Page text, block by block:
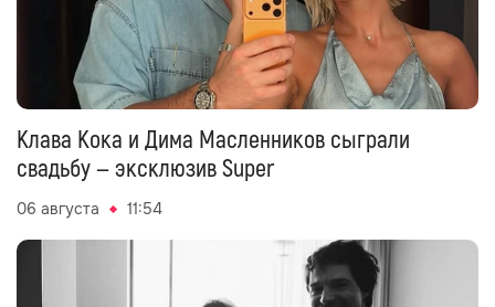
Клава Кока и Дима Масленников сыграли
свадьбу — эксклюзив Super
06 августа 11:54